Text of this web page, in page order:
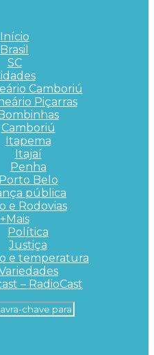
Início
Brasil
SC
Camboriú
Piçarras
Camboriú
Itapema
Itajaí
Penha
Porto Belo
pública
e Rodovias
+Mais
Política
Justiça
e temperatura
– RadioCast